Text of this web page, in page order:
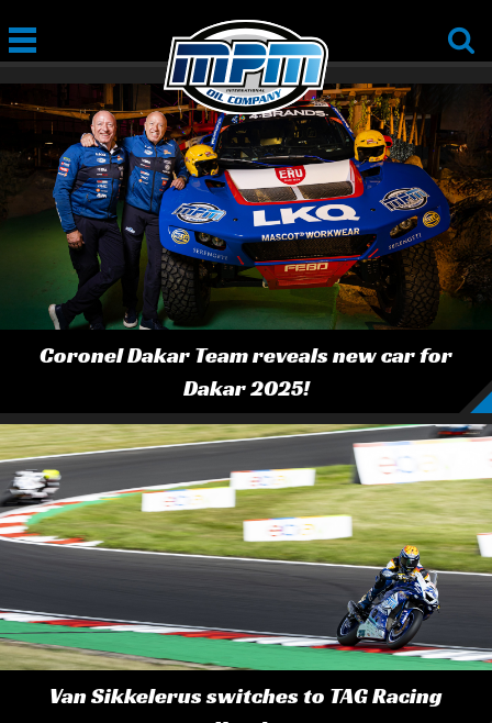
Coronel Dakar Team reveals new car for
Dakar 2025!
Van Sikkelerus switches to TAG Racing